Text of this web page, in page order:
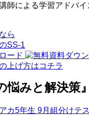
師による学習アドバイ
ら
SS-1
上げ方はコチラ
悩みと解決策